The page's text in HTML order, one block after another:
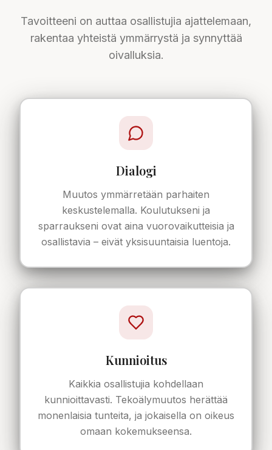
Tavoitteeni on auttaa osallistujia ajattelemaan,
rakentaa yhteistä ymmärrystä ja synnyttää
oivalluksia.
Dialogi
Muutos ymmärretään parhaiten
keskustelemalla. Koulutukseni ja
sparraukseni ovat aina vuorovaikutteisia ja
osallistavia – eivät yksisuuntaisia luentoja.
Kunnioitus
Kaikkia osallistujia kohdellaan
kunnioittavasti. Tekoälymuutos herättää
monenlaisia tunteita, ja jokaisella on oikeus
omaan kokemukseensa.